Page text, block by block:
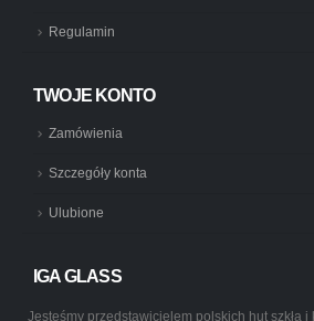
Regulamin
TWOJE KONTO
Zamówienia
Szczegóły konta
Ulubione
IGA GLASS
Jesteśmy przedstawicielem polskich hut szkła i